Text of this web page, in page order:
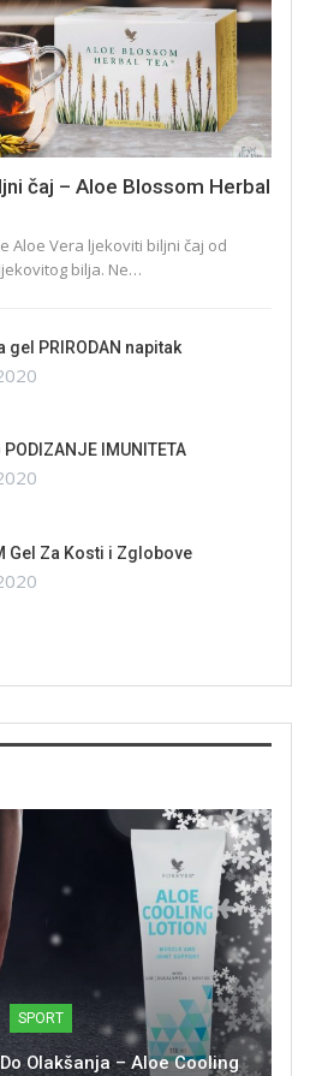
čaj – Aloe Blossom Herbal
Aloe Vera ljekoviti biljni čaj od
bilja. Ne…
gel PRIRODAN napitak
IMUNITETA
Gel Za Kosti i Zglobove
SPORT
Olakšanja – Aloe Cooling